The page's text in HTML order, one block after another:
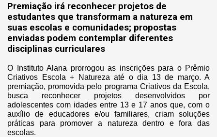
Premiação irá reconhecer projetos de
estudantes que transformam a natureza em
suas escolas e comunidades; propostas
enviadas podem contemplar diferentes
disciplinas curriculares
O Instituto Alana prorrogou as inscrições para o Prêmio
Criativos Escola + Natureza até o dia 13 de março. A
premiação, promovida pelo programa Criativos da Escola,
busca reconhecer projetos desenvolvidos por
adolescentes com idades entre 13 e 17 anos que, com o
auxílio de educadores e/ou familiares, criam soluções
práticas para promover a natureza dentro e fora das
escolas.